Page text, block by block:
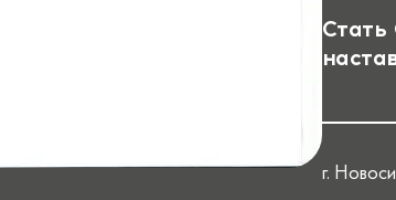
Стать
г.